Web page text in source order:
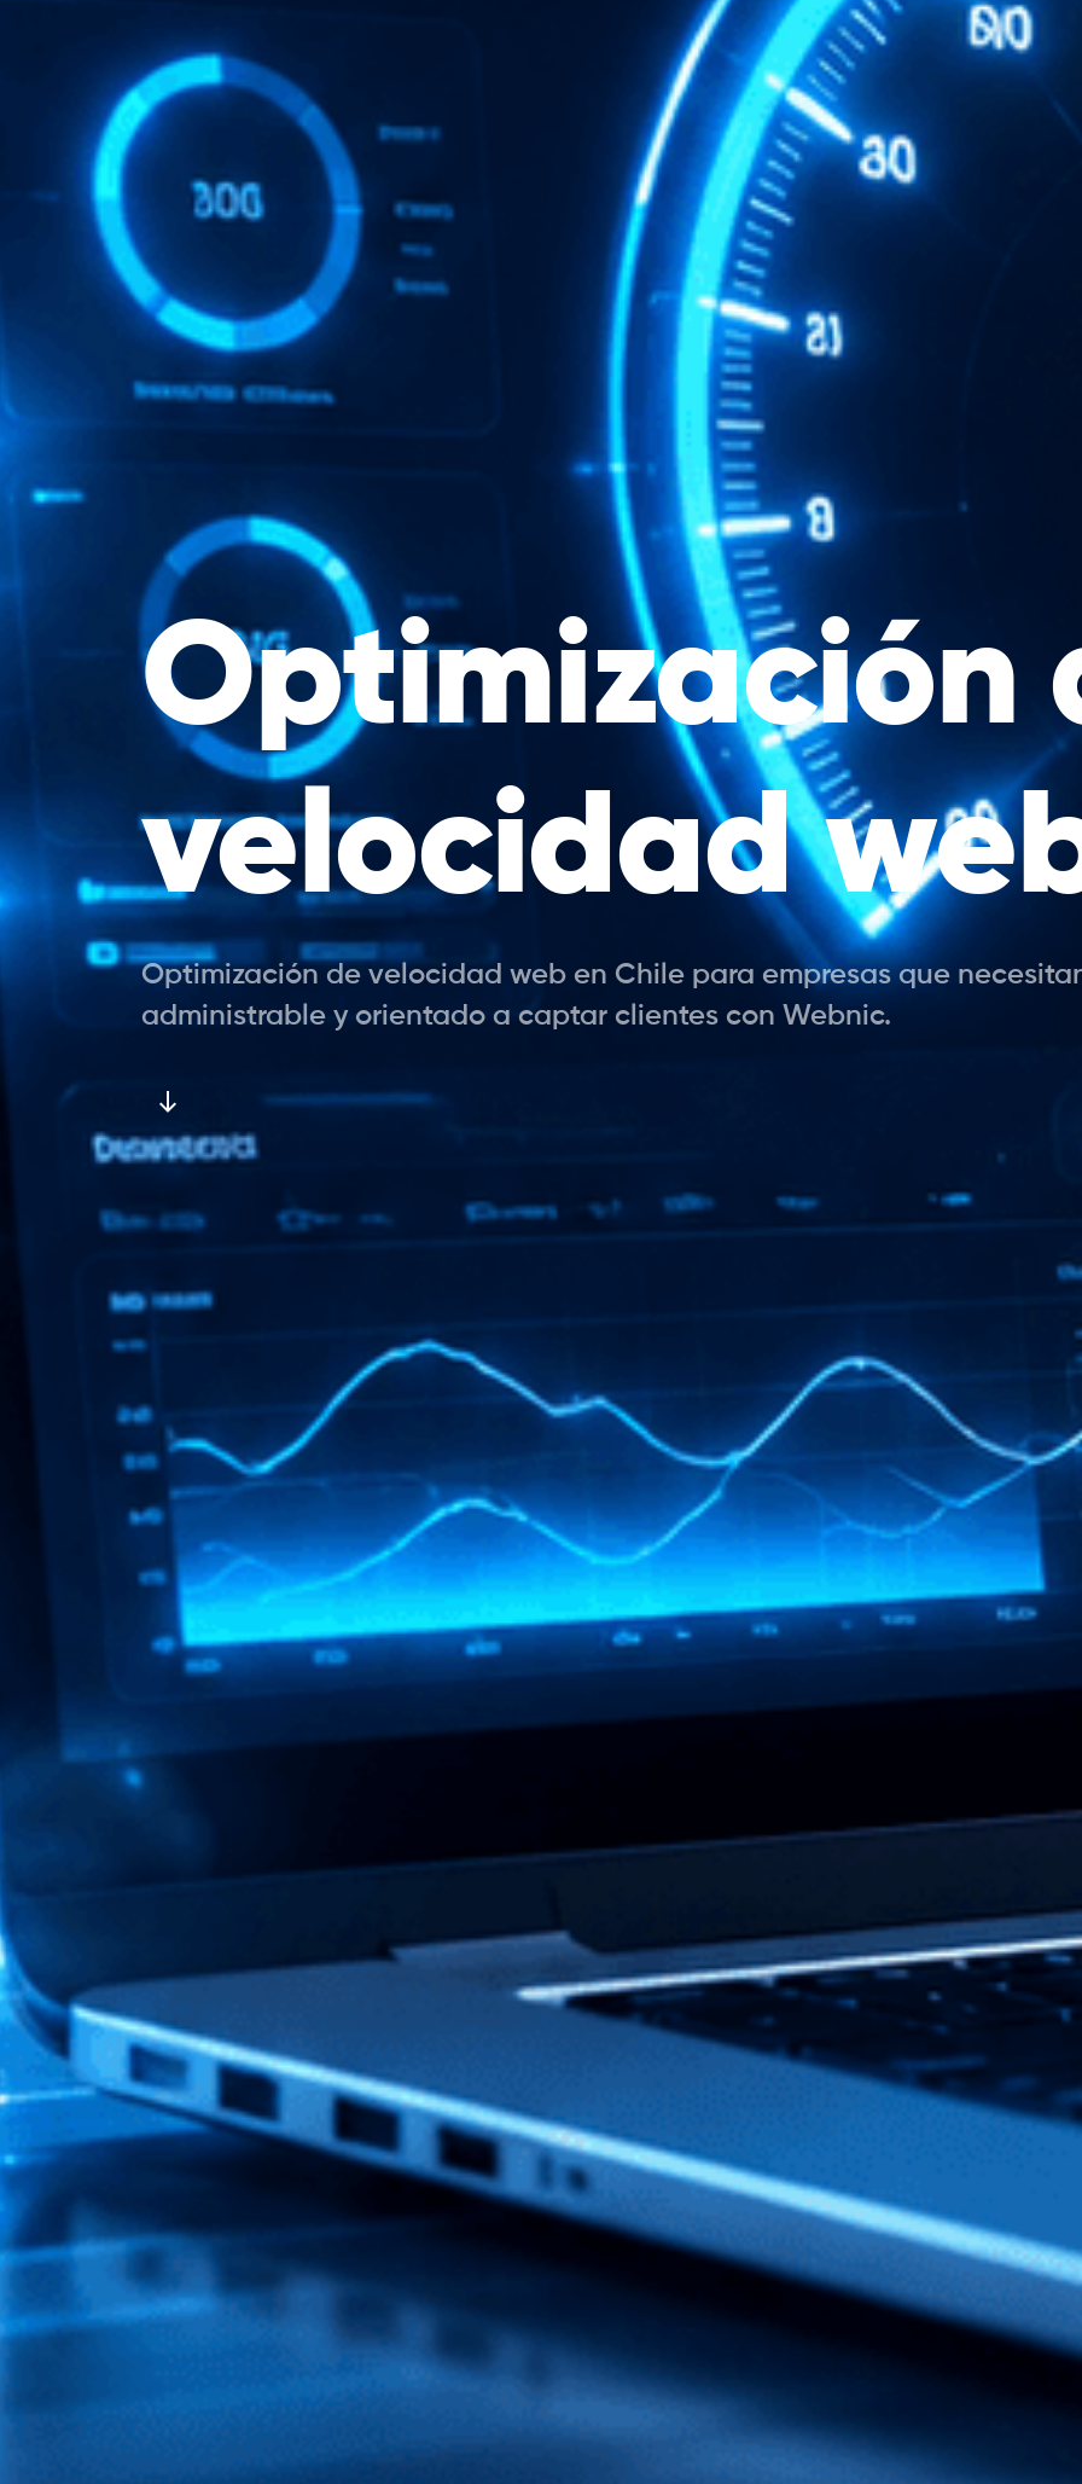
Optimización
velocidad
Optimización de velocidad web en Chile para empresas que
administrable y orientado a captar clientes con Webnic.